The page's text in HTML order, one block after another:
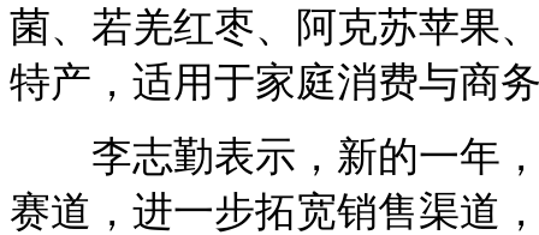
菌、若羌红枣、阿克苏苹果
特产，适用于家庭消费与商
李志勤表示，新的一年，
赛道，进一步拓宽销售渠道